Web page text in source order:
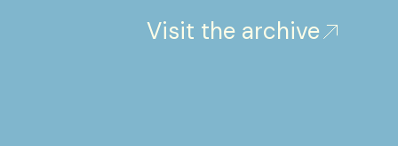
Visit the archive